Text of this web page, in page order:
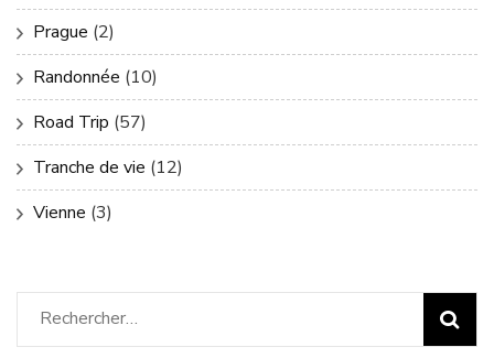
Prague (2)
Randonnée (10)
Road Trip (57)
Tranche de vie (12)
Vienne (3)
Rechercher :